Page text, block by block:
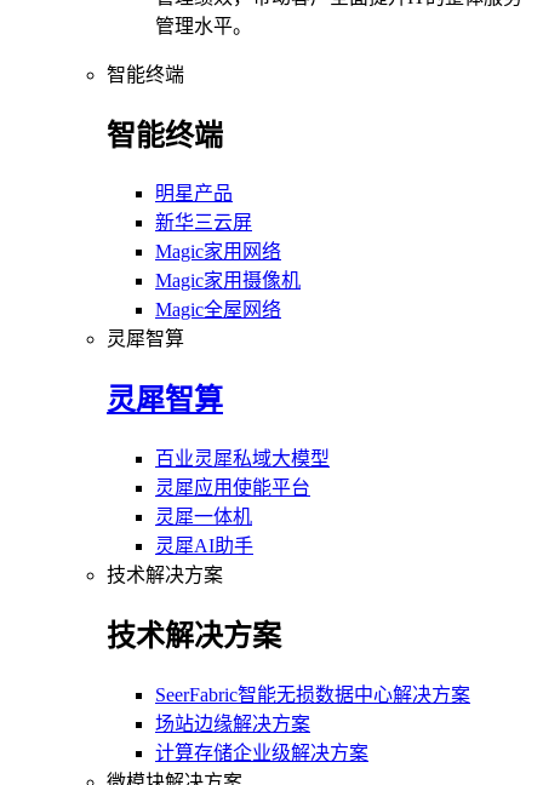
管理水平。
智能终端
智能终端
明星产品
新华三云屏
Magic家用网络
Magic家用摄像机
Magic全屋网络
灵犀智算
灵犀智算
百业灵犀私域大模型
灵犀应用使能平台
灵犀一体机
灵犀AI助手
技术解决方案
技术解决方案
SeerFabric智能无损数据中心解决方案
场站边缘解决方案
计算存储企业级解决方案